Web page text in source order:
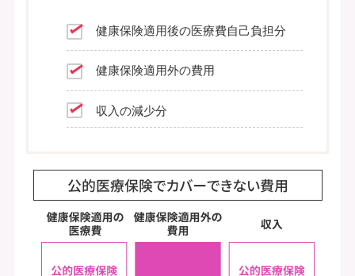
健康保険適用後の医療費自己負担分
健康保険適用外の費用
収入の減少分